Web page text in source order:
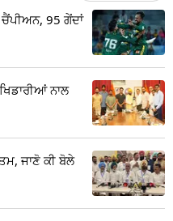
ਚੈਂਪੀਅਨ, 95 ਗੇਂਦਾਂ
ਨਾਲ
ਜਾਣੋ ਕੀ ਬੋਲੇ